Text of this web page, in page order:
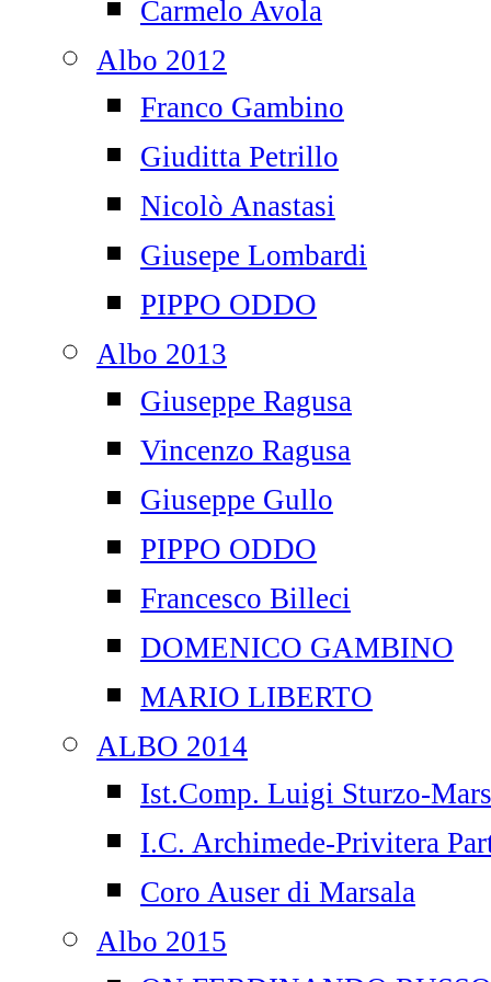
Carmelo Avola
Albo 2012
Franco Gambino
Giuditta Petrillo
Nicolò Anastasi
Giusepe Lombardi
PIPPO ODDO
Albo 2013
Giuseppe Ragusa
Vincenzo Ragusa
Giuseppe Gullo
PIPPO ODDO
Francesco Billeci
DOMENICO GAMBINO
MARIO LIBERTO
ALBO 2014
Ist.Comp. Luigi Sturzo-
I.C. Archimede-Privitera
Coro Auser di Marsala
Albo 2015